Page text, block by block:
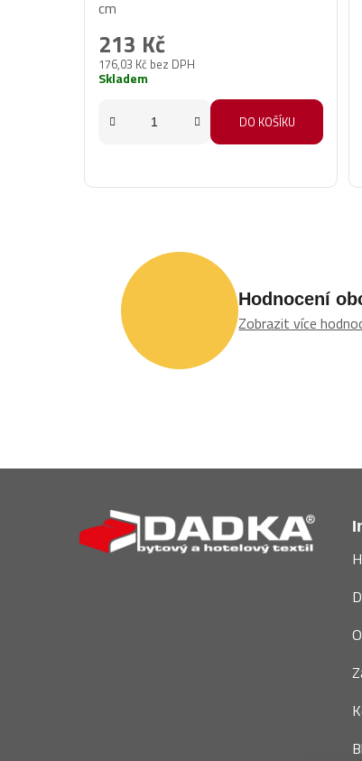
cm
176,03 Kč bez DPH
213 Kč
Skladem
DO KOŠÍKU
Hodnocení
Zobrazit více